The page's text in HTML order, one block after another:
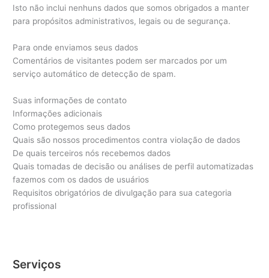
Isto não inclui nenhuns dados que somos obrigados a manter
para propósitos administrativos, legais ou de segurança.
Para onde enviamos seus dados
Comentários de visitantes podem ser marcados por um
serviço automático de detecção de spam.
Suas informações de contato
Informações adicionais
Como protegemos seus dados
Quais são nossos procedimentos contra violação de dados
De quais terceiros nós recebemos dados
Quais tomadas de decisão ou análises de perfil automatizadas
fazemos com os dados de usuários
Requisitos obrigatórios de divulgação para sua categoria
profissional
Serviços